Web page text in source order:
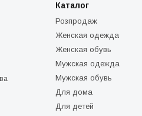
Каталог
Розпродаж
Женская одежда
Женская обувь
Мужская одежда
Мужская обувь
Для дома
Для детей